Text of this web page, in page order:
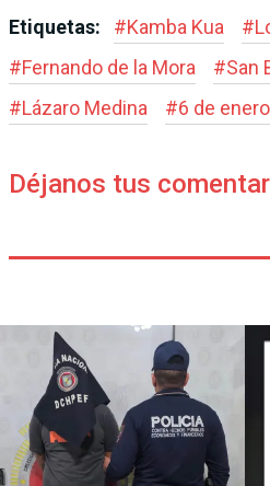
Etiquetas: #Kamba Kua #
#Fernando de la Mora #San
#Lázaro Medina #6 de enero
Déjanos tus